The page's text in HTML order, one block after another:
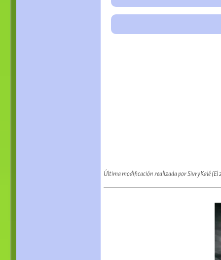
Última modificación realizada por SivryKalé (El